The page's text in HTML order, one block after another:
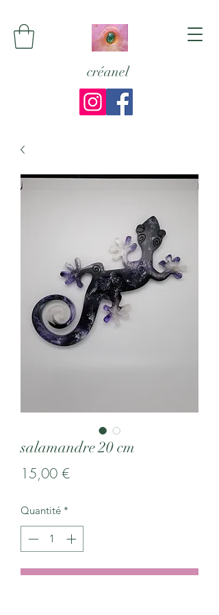
créanel
salamandre 20 cm
15,00 €Prix
Quantité *